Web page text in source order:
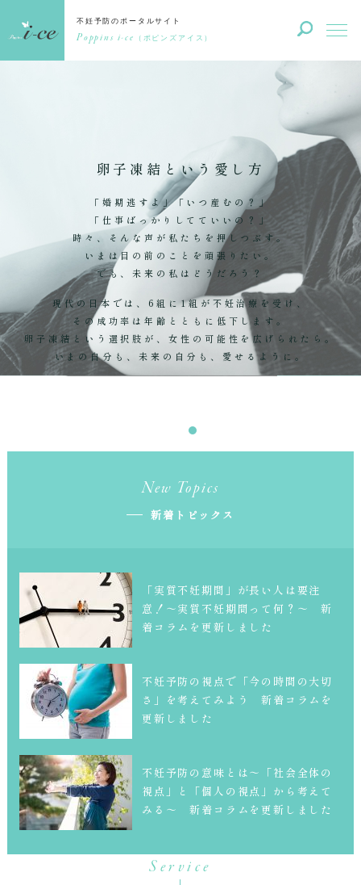
不妊予防のポータルサイト
Poppins i-ce （ポピンズアイス）
卵子凍結という愛し方
「婚期逃すよ」「いつ産むの？」
「仕事ばっかりしてていいの？」
時々、そんな声が私たちを押しつぶす。
いまは目の前のことを頑張りたい。
でも、未来の私はどうだろう？
現代の日本では、6組に1組が不妊治療を受け、
その成功率は年齢とともに低下します。
卵子凍結という選択肢が、女性の可能性を広げられたら。
いまの自分も、未来の自分も、愛せるように。
New Topics
新着トピックス
「実質不妊期間」が長い人は要注
意！～実質不妊期間って何？～ 新
着コラムを更新しました
不妊予防の視点で「今の時間の大切
さ」を考えてみよう 新着コラムを
更新しました
不妊予防の意味とは～「社会全体の
視点」と「個人の視点」から考えて
みる～ 新着コラムを更新しました
Service